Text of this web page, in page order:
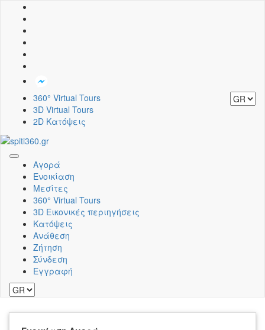
360° Virtual Tours
3D Virtual Tours
2D Κατόψεις
Toggle
navigation
Αγορά
Ενοικίαση
Μεσίτες
360° Virtual Tours
3D Εικονικές περιηγήσεις
Κατόψεις
Ανάθεση
Ζήτηση
Σύνδεση
Εγγραφή